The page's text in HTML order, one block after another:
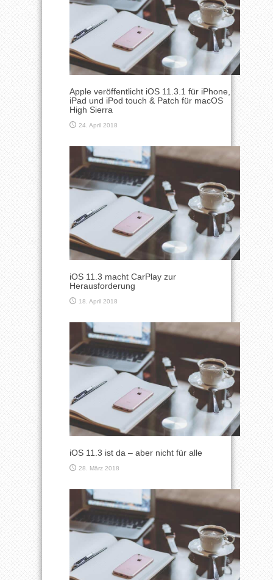
Apple veröffentlicht iOS 11.3.1 für iPhone,
iPad und iPod touch & Patch für macOS
High Sierra
24. April 2018
iOS 11.3 macht CarPlay zur
Herausforderung
18. April 2018
iOS 11.3 ist da – aber nicht für alle
28. März 2018